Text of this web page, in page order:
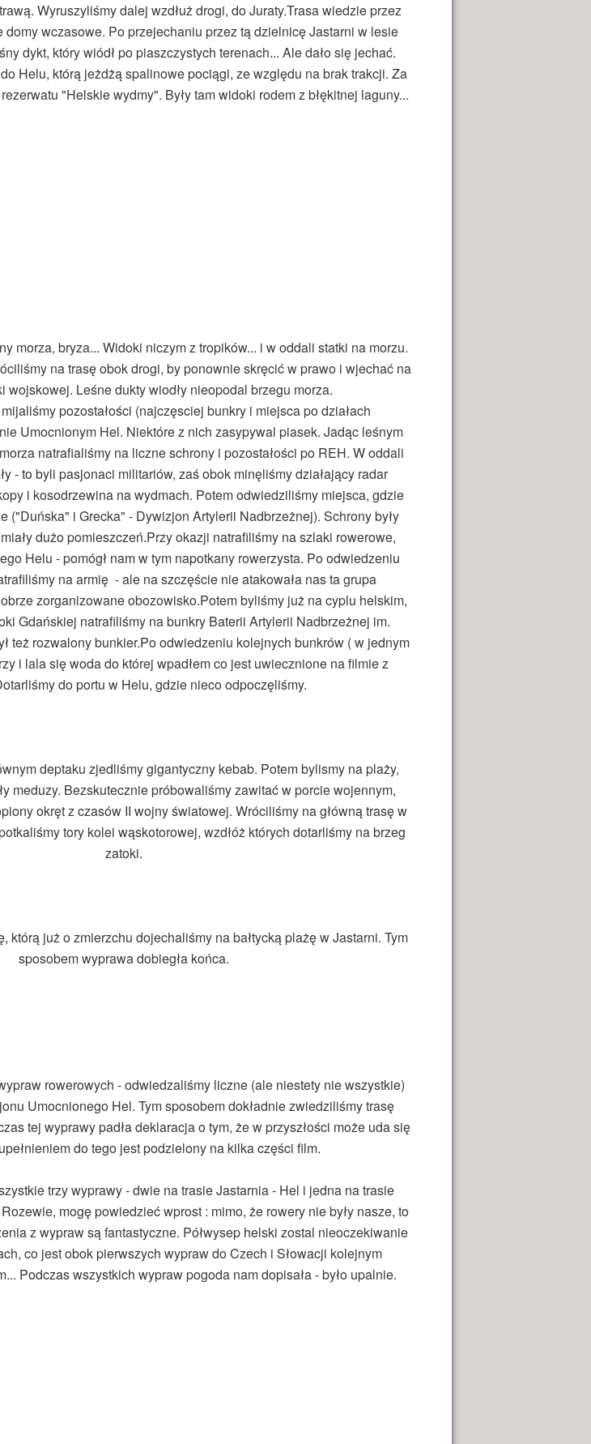
Wyruszyliśmy dalej wzdłuż drogi, do Juraty.Trasa wiedzie przez
domy wczasowe. Po przejechaniu przez tą dzielnicę Jastarni w lesie
dykt, który wiódł po piaszczystych terenach... Ale dało się jechać.
Helu, którą jeżdżą spalinowe pociągi, ze względu na brak trakcji. Za
"Helskie wydmy". Były tam widoki rodem z błękitnej laguny...
morza, bryza... Widoki niczym z tropików... i w oddali statki na morzu.
na trasę obok drogi, by ponownie skręcić w prawo i wjechać na
wojskowej. Leśne dukty wiodły nieopodal brzegu morza.
pozostałości (najczęsciej bunkry i miejsca po działach
Umocnionym Hel. Niektóre z nich zasypywal piasek. Jadąc leśnym
natrafialiśmy na liczne schrony i pozostałości po REH. W oddali
- to byli pasjonaci militariów, zaś obok minęliśmy działający radar
i kosodrzewina na wydmach. Potem odwiedziliśmy miejsca, gdzie
("Duńska" i Grecka" - Dywizjon Artylerii Nadbrzeżnej). Schrony były
dużo pomieszczeń.Przy okazji natrafiliśmy na szlaki rowerowe,
Helu - pomógł nam w tym napotkany rowerzysta. Po odwiedzeniu
na armię - ale na szczęście nie atakowała nas ta grupa
zorganizowane obozowisko.Potem byliśmy już na cyplu helskim,
Gdańskiej natrafiliśmy na bunkry Baterii Artylerii Nadbrzeżnej im.
też rozwalony bunkier.Po odwiedzeniu kolejnych bunkrów ( w jednym
i lala się woda do której wpadłem co jest uwiecznione na filmie z
do portu w Helu, gdzie nieco odpoczęliśmy.
deptaku zjedliśmy gigantyczny kebab. Potem bylismy na plaży,
meduzy. Bezskutecznie próbowaliśmy zawitać w porcie wojennym,
okręt z czasów II wojny światowej. Wróciliśmy na główną trasę w
tory kolei wąskotorowej, wzdłóż których dotarliśmy na brzeg
zatoki.
którą już o zmierzchu dojechaliśmy na bałtycką plażę w Jastarni. Tym
sposobem wyprawa dobiegła końca.
rowerowych - odwiedzaliśmy liczne (ale niestety nie wszystkie)
Umocnionego Hel. Tym sposobem dokładnie zwiedziliśmy trasę
tej wyprawy padła deklaracja o tym, że w przyszłości może uda się
do tego jest podzielony na kilka części film.
trzy wyprawy - dwie na trasie Jastarnia - Hel i jedna na trasie
mogę powiedzieć wprost : mimo, że rowery nie były nasze, to
z wypraw są fantastyczne. Półwysep helski zostal nieoczekiwanie
co jest obok pierwszych wypraw do Czech i Słowacji kolejnym
Podczas wszystkich wypraw pogoda nam dopisała - było upalnie.